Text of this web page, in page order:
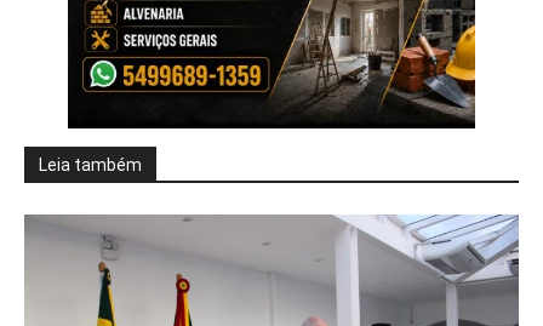
Leia também